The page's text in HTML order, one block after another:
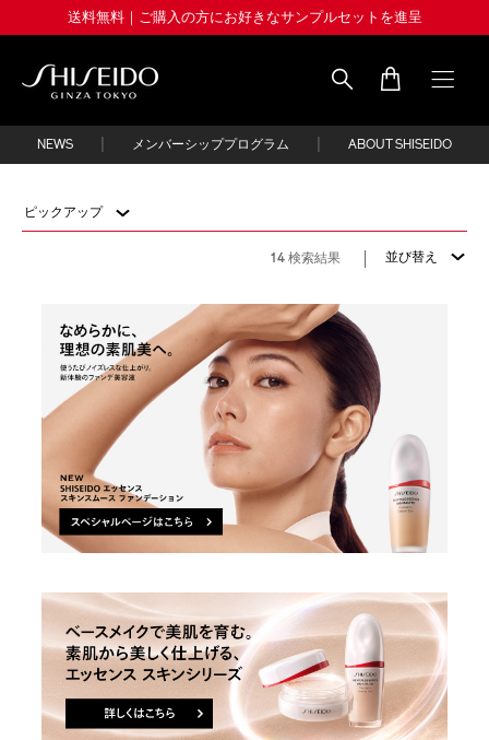
content
送料無料｜ご購入の方にお好きなサンプルセットを進呈
Shiseido
NEWS メンバーシッププログラム ABOUT SHISEIDO
ピックアップ
14 検索結果 並び替え